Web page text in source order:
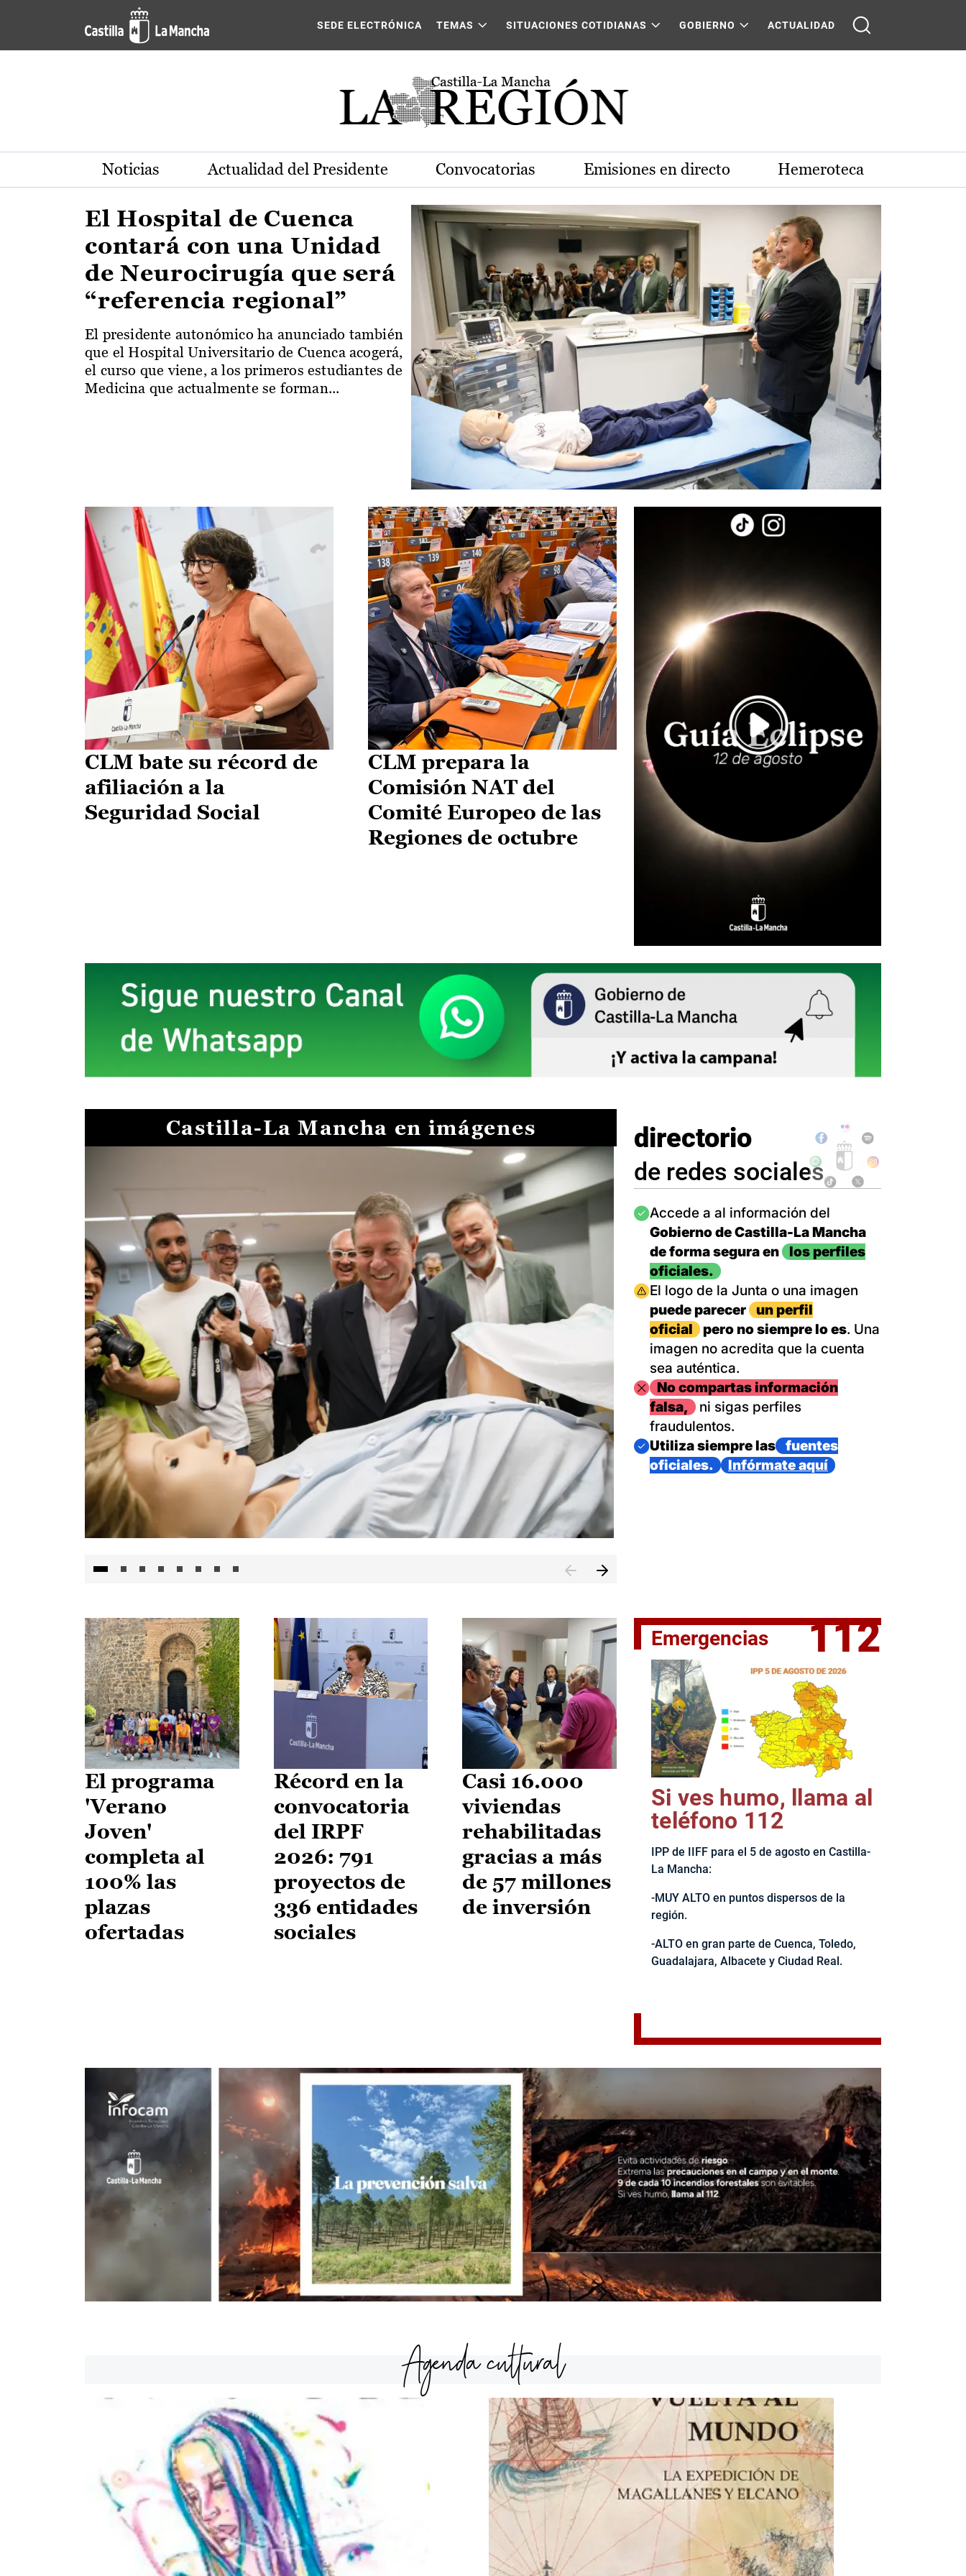
Pasar al contenido principal
Actualidad de la región de Castilla-La Mancha
SEDE ELECTRÓNICA TEMAS SITUACIONES COTIDIANAS GOBIERNO ACTUALIDAD
Noticias Actualidad del Presidente Convocatorias Emisiones en directo Hemeroteca
El Hospital de Cuenca
contará con una Unidad
de Neurocirugía que será
“referencia regional”
El presidente autonómico ha anunciado también
que el Hospital Universitario de Cuenca acogerá,
el curso que viene, a los primeros estudiantes de
Medicina que actualmente se forman...
CLM bate su récord de
afiliación a la
Seguridad Social
CLM prepara la
Comisión NAT del
Comité Europeo de las
Regiones de octubre
Castilla-La Mancha en imágenes
El jefe del Ejecutivo castellanomanchego, Emiliano García-
directorio
de redes sociales
Imagen
Accede a al información del
Gobierno de Castilla-La Mancha
de forma segura en
los perfiles
oficiales.
Imagen
El logo de la Junta o una imagen
puede parecer
un perfil
oficial
pero no siempre lo es. Una
imagen no acredita que la cuenta
sea auténtica.
ImagenNo compartas información
falsa,
ni sigas perfiles
fraudulentos.
Imagen
Utiliza siempre las
fuentes
oficiales.
Infórmate aquí
El programa
'Verano
Joven'
completa al
100% las
plazas
ofertadas
Récord en la
convocatoria
del IRPF
2026: 791
proyectos de
336 entidades
sociales
Casi 16.000
viviendas
rehabilitadas
gracias a más
de 57 millones
de inversión
Emergencias 112
Si ves humo, llama al
teléfono 112
IPP de IIFF para el 5 de agosto en Castilla-
La Mancha:
-MUY ALTO en puntos dispersos de la
región.
-ALTO en gran parte de Cuenca, Toledo,
Guadalajara, Albacete y Ciudad Real.
Agenda cultural